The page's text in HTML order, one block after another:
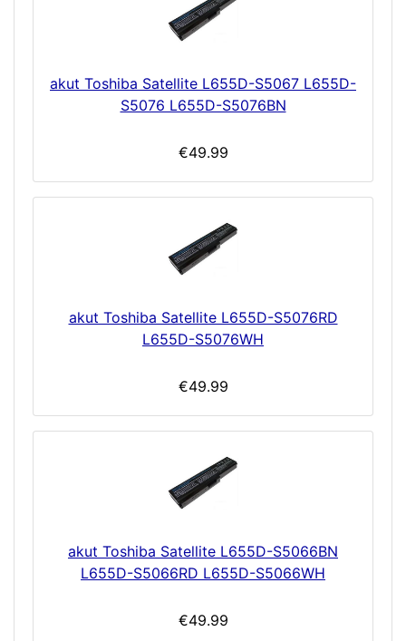
akut Toshiba Satellite L655D-S5067 L655D-
S5076 L655D-S5076BN
€49.99
akut Toshiba Satellite L655D-S5076RD
L655D-S5076WH
€49.99
akut Toshiba Satellite L655D-S5066BN
L655D-S5066RD L655D-S5066WH
€49.99